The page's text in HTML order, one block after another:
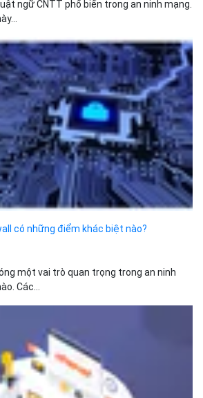
có những điểm khác biệt nào?
một vai trò quan trọng trong an ninh
Các...
cPanel nâng cao